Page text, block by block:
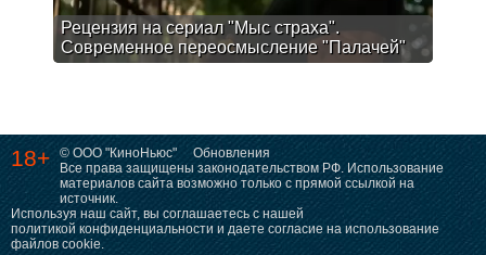
Рецензия на сериал "Мыс страха".
Современное переосмысление "Палачей"
18+ © ООО "КиноНьюс"
Обновления
Все права защищены законодательством РФ. Использование
материалов сайта возможно только с прямой ссылкой на
источник.
Используя наш сайт, вы соглашаетесь с нашей
политикой конфиденциальности и даете согласие на использование
файлов cookie.